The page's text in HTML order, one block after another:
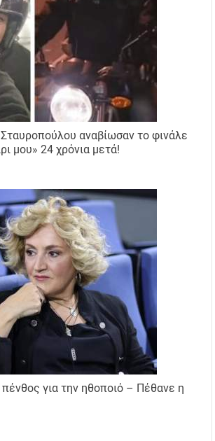
αναβίωσαν το φινάλε
μου» 24 χρόνια μετά!
για την ηθοποιό – Πέθανε η